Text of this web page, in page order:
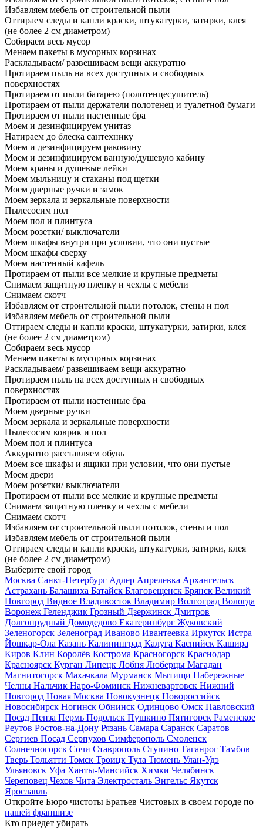
Избавляем мебель от строительной пыли
Оттираем следы и капли краски, штукатурки, затирки, клея
(не более 2 см диаметром)
Собираем весь мусор
Меняем пакеты в мусорных корзинах
Раскладываем/ развешиваем вещи аккуратно
Протираем пыль на всех доступных и свободных
поверхностях
Протираем от пыли батарею (полотенцесушитель)
Протираем от пыли держатели полотенец и туалетной бумаги
Протираем от пыли настенные бра
Моем и дезинфицируем унитаз
Натираем до блеска сантехнику
Моем и дезинфицируем раковину
Моем и дезинфицируем ванную/душевую кабину
Моем краны и душевые лейки
Моем мыльницу и стаканы под щетки
Моем дверные ручки и замок
Моем зеркала и зеркальные поверхности
Пылесосим пол
Моем пол и плинтуса
Моем розетки/ выключатели
Моем шкафы внутри при условии, что они пустые
Моем шкафы сверху
Моем настенный кафель
Протираем от пыли все мелкие и крупные предметы
Снимаем защитную пленку и чехлы с мебели
Снимаем скотч
Избавляем от строительной пыли потолок, стены и пол
Избавляем мебель от строительной пыли
Оттираем следы и капли краски, штукатурки, затирки, клея
(не более 2 см диаметром)
Собираем весь мусор
Меняем пакеты в мусорных корзинах
Раскладываем/ развешиваем вещи аккуратно
Протираем пыль на всех доступных и свободных
поверхностях
Протираем от пыли настенные бра
Моем дверные ручки
Моем зеркала и зеркальные поверхности
Пылесосим коврик и пол
Моем пол и плинтуса
Аккуратно расставляем обувь
Моем все шкафы и ящики при условии, что они пустые
Моем двери
Моем розетки/ выключатели
Протираем от пыли все мелкие и крупные предметы
Снимаем защитную пленку и чехлы с мебели
Снимаем скотч
Избавляем от строительной пыли потолок, стены и пол
Избавляем мебель от строительной пыли
Оттираем следы и капли краски, штукатурки, затирки, клея
(не более 2 см диаметром)
Выберите свой город
Москва Санкт-Петербург Адлер Апрелевка Архангельск
Астрахань Балашиха Батайск Благовещенск Брянск Великий
Новгород Видное Владивосток Владимир Волгоград Вологда
Воронеж Геленджик Грозный Дзержинск Дмитров
Долгопрудный Домодедово Екатеринбург Жуковский
Зеленогорск Зеленоград Иваново Ивантеевка Иркутск Истра
Йошкар-Ола Казань Калининград Калуга Каспийск Кашира
Киров Клин Королёв Кострома Красногорск Краснодар
Красноярск Курган Липецк Лобня Люберцы Магадан
Магнитогорск Махачкала Мурманск Мытищи Набережные
Челны Нальчик Наро-Фоминск Нижневартовск Нижний
Новгород Новая Москва Новокузнецк Новороссийск
Новосибирск Ногинск Обнинск Одинцово Омск Павловский
Посад Пенза Пермь Подольск Пушкино Пятигорск Раменское
Реутов Ростов-на-Дону Рязань Самара Саранск Саратов
Сергиев Посад Серпухов Симферополь Смоленск
Солнечногорск Сочи Ставрополь Ступино Таганрог Тамбов
Тверь Тольятти Томск Троицк Тула Тюмень Улан-Удэ
Ульяновск Уфа Ханты-Мансийск Химки Челябинск
Череповец Чехов Чита Электросталь Энгельс Якутск
Ярославль
Откройте Бюро чистоты Братьев Чистовых в своем городе по
нашей франшизе
Кто приедет убирать